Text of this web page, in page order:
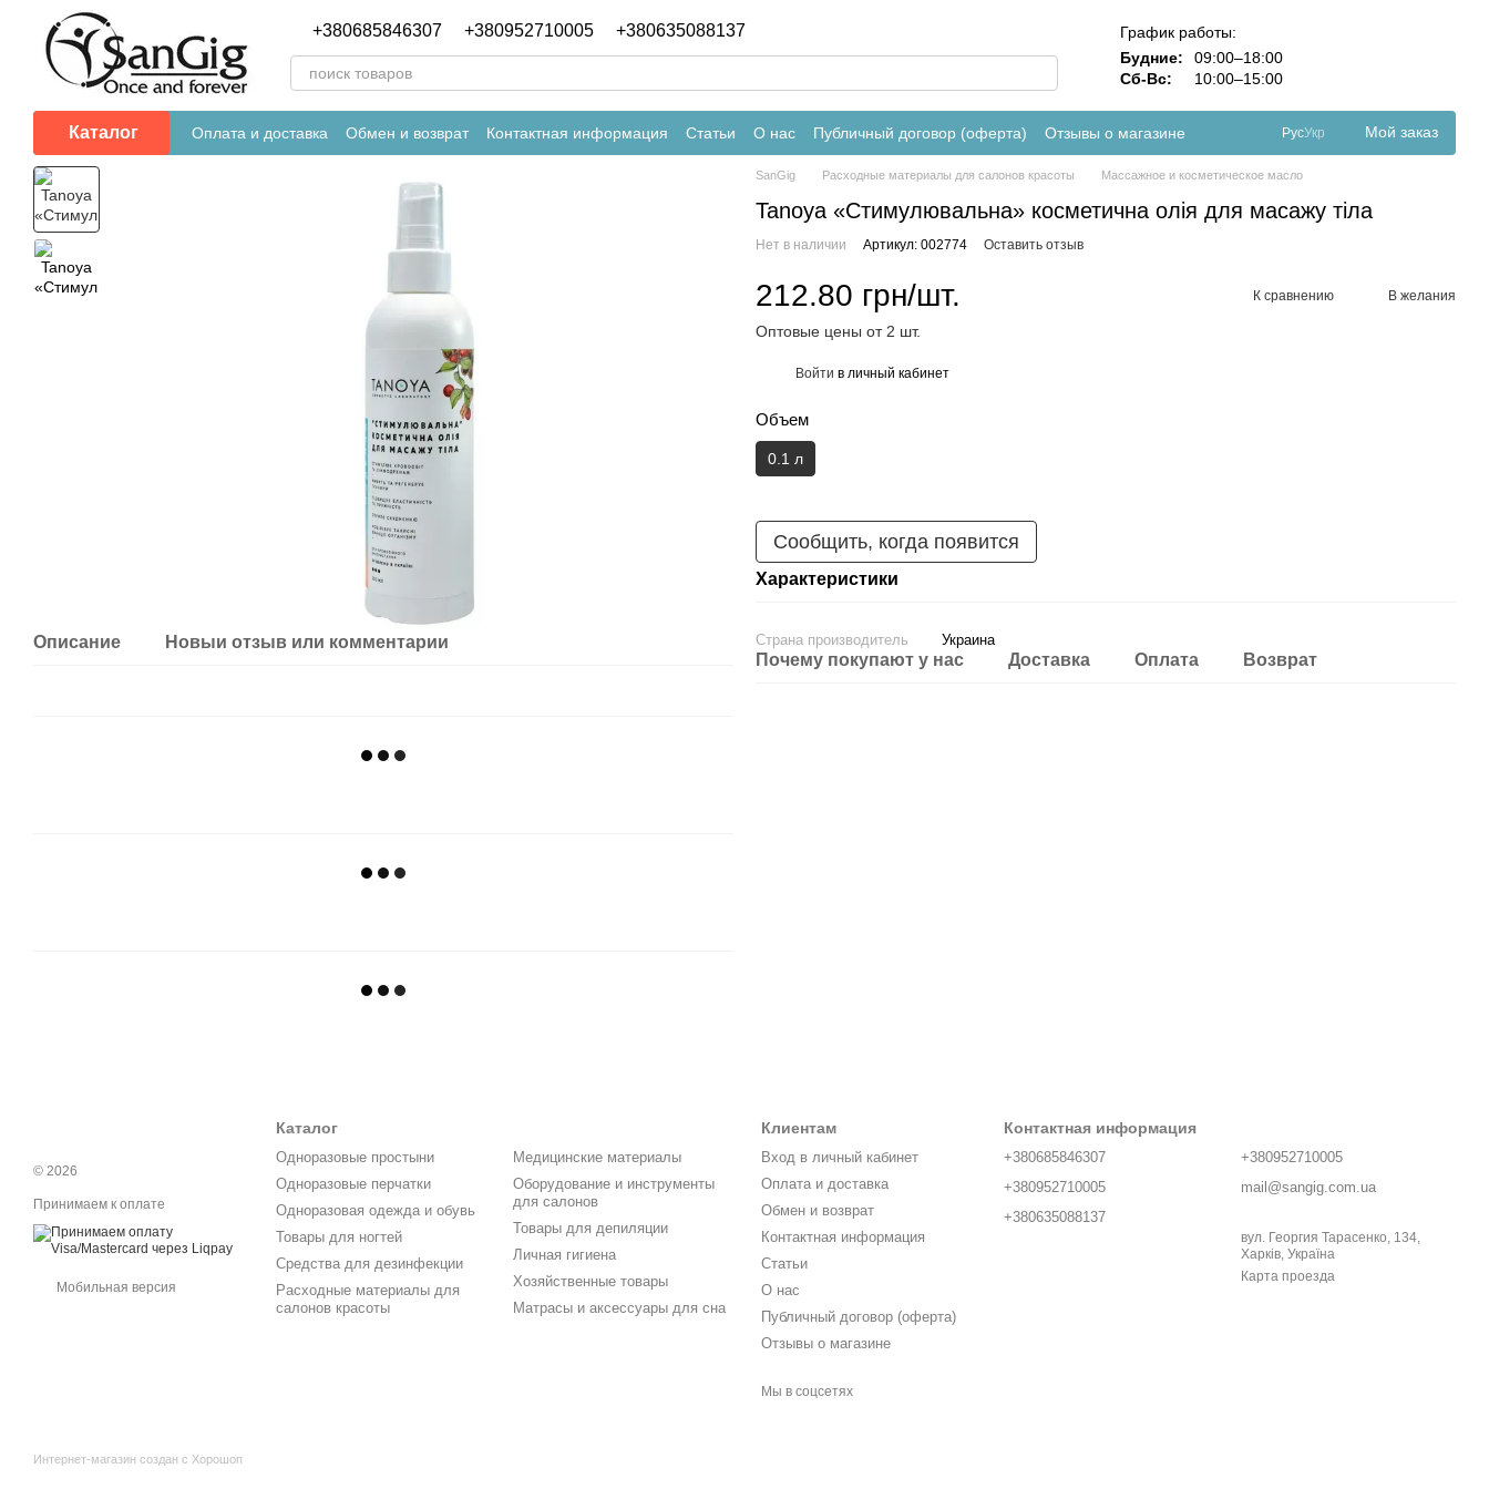
Перейти к основному контенту
+380685846307 +380952710005 +380635088137
График работы:
Будние:
09:00–18:00
Сб-Вс:
10:00–15:00
Каталог Оплата и доставка Обмен и возврат Контактная информация Статьи О нас Публичный договор (оферта) Отзывы о магазине РусУкр Мой заказ
Описание Новый отзыв или комментарий
SanGig Расходные материалы для салонов красоты Массажное и косметическое масло
Tanoya «Стимулювальна» косметична олія для масажу тіла
Нет в наличии Артикул: 002774 Оставить отзыв
212.80 грн/шт. К сравнению В желания
Оптовые цены от 2 шт.
Войти в личный кабинет
Объем
0.1 л
Сообщить, когда появится
Характеристики
Страна производитель Украина
Почему покупают у нас Доставка Оплата Возврат
© 2026
Принимаем к оплате
Мобильная версия
Интернет-магазин создан с Хорошоп
Каталог
Одноразовые простыни
Одноразовые перчатки
Одноразовая одежда и обувь
Товары для ногтей
Средства для дезинфекции
Расходные материалы для
салонов красоты
Медицинские материалы
Оборудование и инструменты
для салонов
Товары для депиляции
Личная гигиена
Хозяйственные товары
Матрасы и аксессуары для сна
Клиентам
Вход в личный кабинет
Оплата и доставка
Обмен и возврат
Контактная информация
Статьи
О нас
Публичный договор (оферта)
Отзывы о магазине
Мы в соцсетях
Контактная информация
+380685846307
+380952710005
+380635088137
+380952710005
mail@sangig.com.ua
вул. Георгия Тарасенко, 134,
Харків, Україна
Карта проезда